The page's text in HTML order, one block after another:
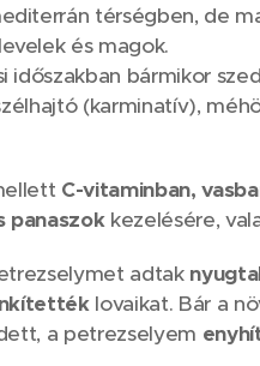
térségben, de
és magok.
időszakban bármikor
(karminatív),
C-vitaminban,
panaszokkezelésére,
adtak
lovaikat. Bár a
a petrezselyem